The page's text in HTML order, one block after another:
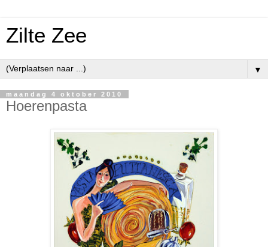
Zilte Zee
▼
maandag 4 oktober 2010
Hoerenpasta